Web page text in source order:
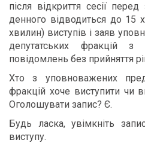
після відкриття сесії
денного відводиться до 15
хвилин) виступів і заяв
депутатських фракцій з
повідомлень без прийняття
Хто з уповноважених
фракцій хоче виступити чи
Оголошувати запис? Є.
Будь ласка, увімкніть
виступу.